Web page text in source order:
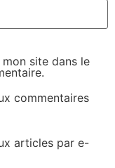
site dans le
commentaires
articles par e-